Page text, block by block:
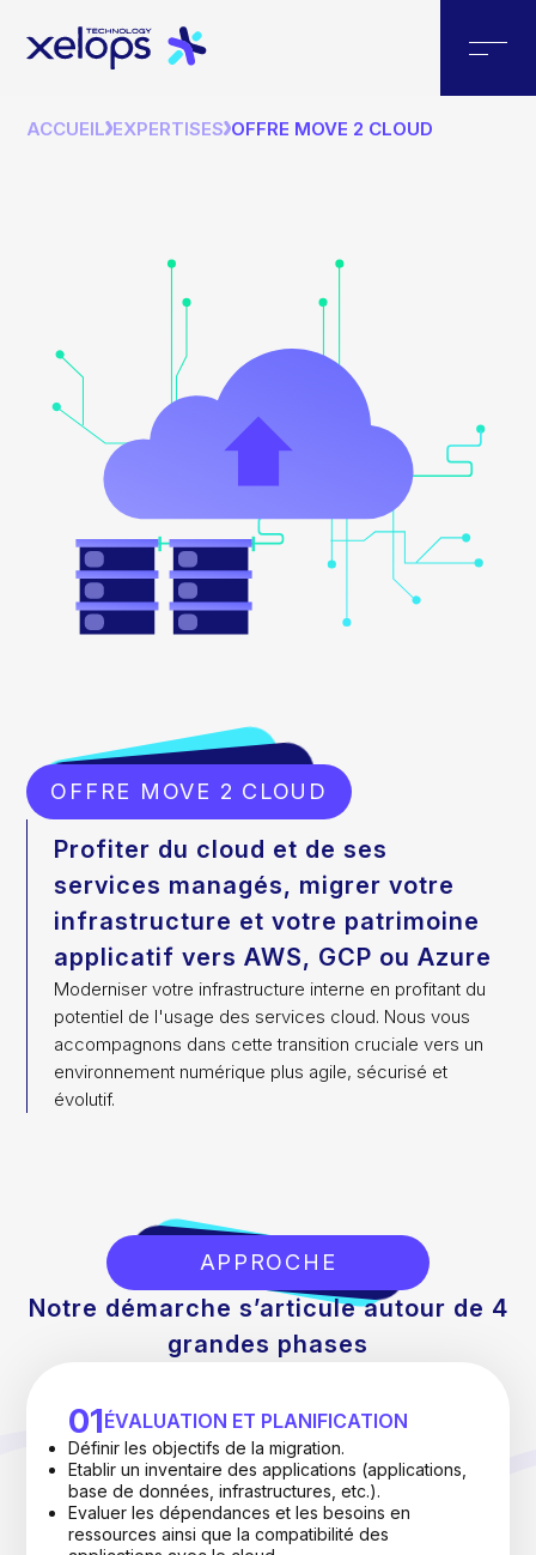
ACCUEIL EXPERTISES OFFRE MOVE 2 CLOUD
OFFRE MOVE 2 CLOUD
Profiter du cloud et de ses
services managés, migrer votre
infrastructure et votre patrimoine
applicatif vers AWS, GCP ou Azure
Moderniser votre infrastructure interne en profitant du
potentiel de l'usage des services cloud. Nous vous
accompagnons dans cette transition cruciale vers un
environnement numérique plus agile, sécurisé et
évolutif.
APPROCHE
Notre démarche s’articule autour de 4
grandes phases
01ÉVALUATION ET PLANIFICATION
Définir les objectifs de la migration.
Etablir un inventaire des applications (applications,
base de données, infrastructures, etc.).
Evaluer les dépendances et les besoins en
ressources ainsi que la compatibilité des